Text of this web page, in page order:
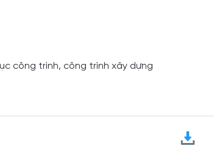
công trình, công trình xây dựng